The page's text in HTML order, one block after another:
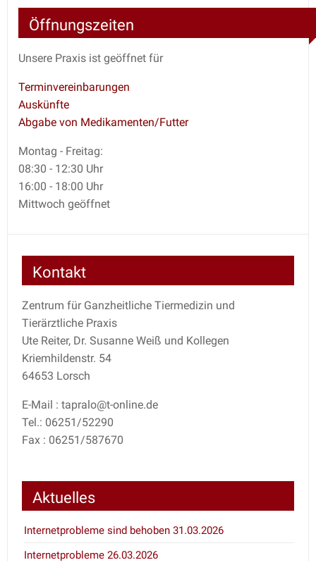
Öffnungszeiten
Unsere Praxis ist geöffnet für
Terminvereinbarungen
Auskünfte
Abgabe von Medikamenten/Futter
Montag - Freitag:
08:30 - 12:30 Uhr
16:00 - 18:00 Uhr
Mittwoch geöffnet
Kontakt
Zentrum für Ganzheitliche Tiermedizin und
Tierärztliche Praxis
Ute Reiter, Dr. Susanne Weiß und Kollegen
Kriemhildenstr. 54
64653 Lorsch
E-Mail : tapralo@t-online.de
Tel.: 06251/52290
Fax : 06251/587670
Aktuelles
Internetprobleme sind behoben 31.03.2026
Internetprobleme 26.03.2026